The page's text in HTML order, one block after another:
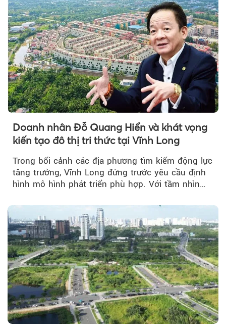
Doanh nhân Đỗ Quang Hiển và khát vọng
kiến tạo đô thị tri thức tại Vĩnh Long
Trong bối cảnh các địa phương tìm kiếm động lực
tăng trưởng, Vĩnh Long đứng trước yêu cầu định
hình mô hình phát triển phù hợp. Với tầm nhìn